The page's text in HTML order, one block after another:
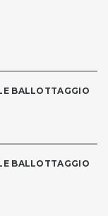
BALLOTTAGGIO
BALLOTTAGGIO